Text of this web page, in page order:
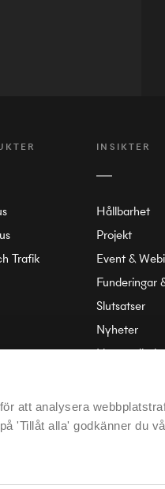
att analysera
'Tillåt alla' godkänner du
Trafik
INSIKTER
Hållbarhet
Projekt
Event &
Funderingar
Slutsatser
Nyheter
Liten ordbok